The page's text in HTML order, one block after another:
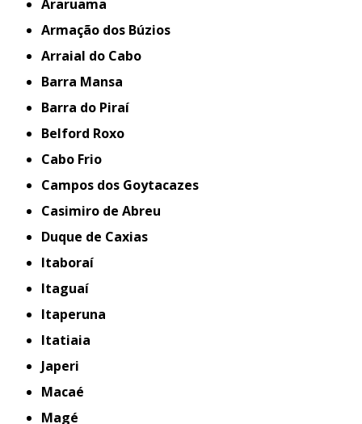
Araruama
Armação dos Búzios
Arraial do Cabo
Barra Mansa
Barra do Piraí
Belford Roxo
Cabo Frio
Campos dos Goytacazes
Casimiro de Abreu
Duque de Caxias
Itaboraí
Itaguaí
Itaperuna
Itatiaia
Japeri
Macaé
Magé